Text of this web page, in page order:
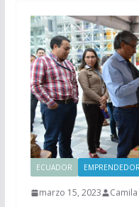
ECUADOR
marzo 15, 2023